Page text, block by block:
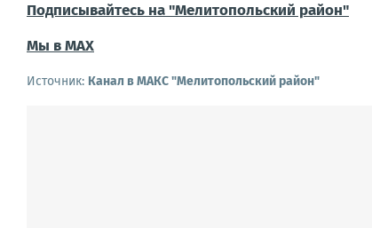
Подписывайтесь на "Мелитопольский район"
Мы в МАХ
Источник: Канал в МАКС "Мелитопольский район"